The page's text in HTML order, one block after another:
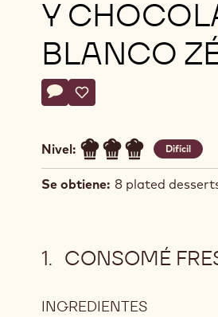
Y
BLANCO
Actions
Escriba un comentario
- Cremoso de fresas y
Guardar
- Cremoso de fresas y
Nivel: Difícil
Se obtiene: 8 plated
CONSOMÉ
INGREDIENTES